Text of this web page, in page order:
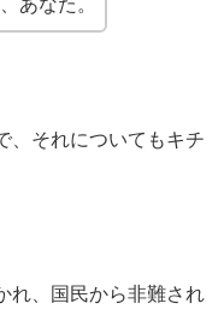
あなた。
、それについてもキチ
れ、国民から非難され